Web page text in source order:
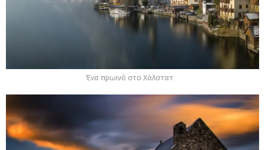
Ένα πρωινό στο Χάλστατ